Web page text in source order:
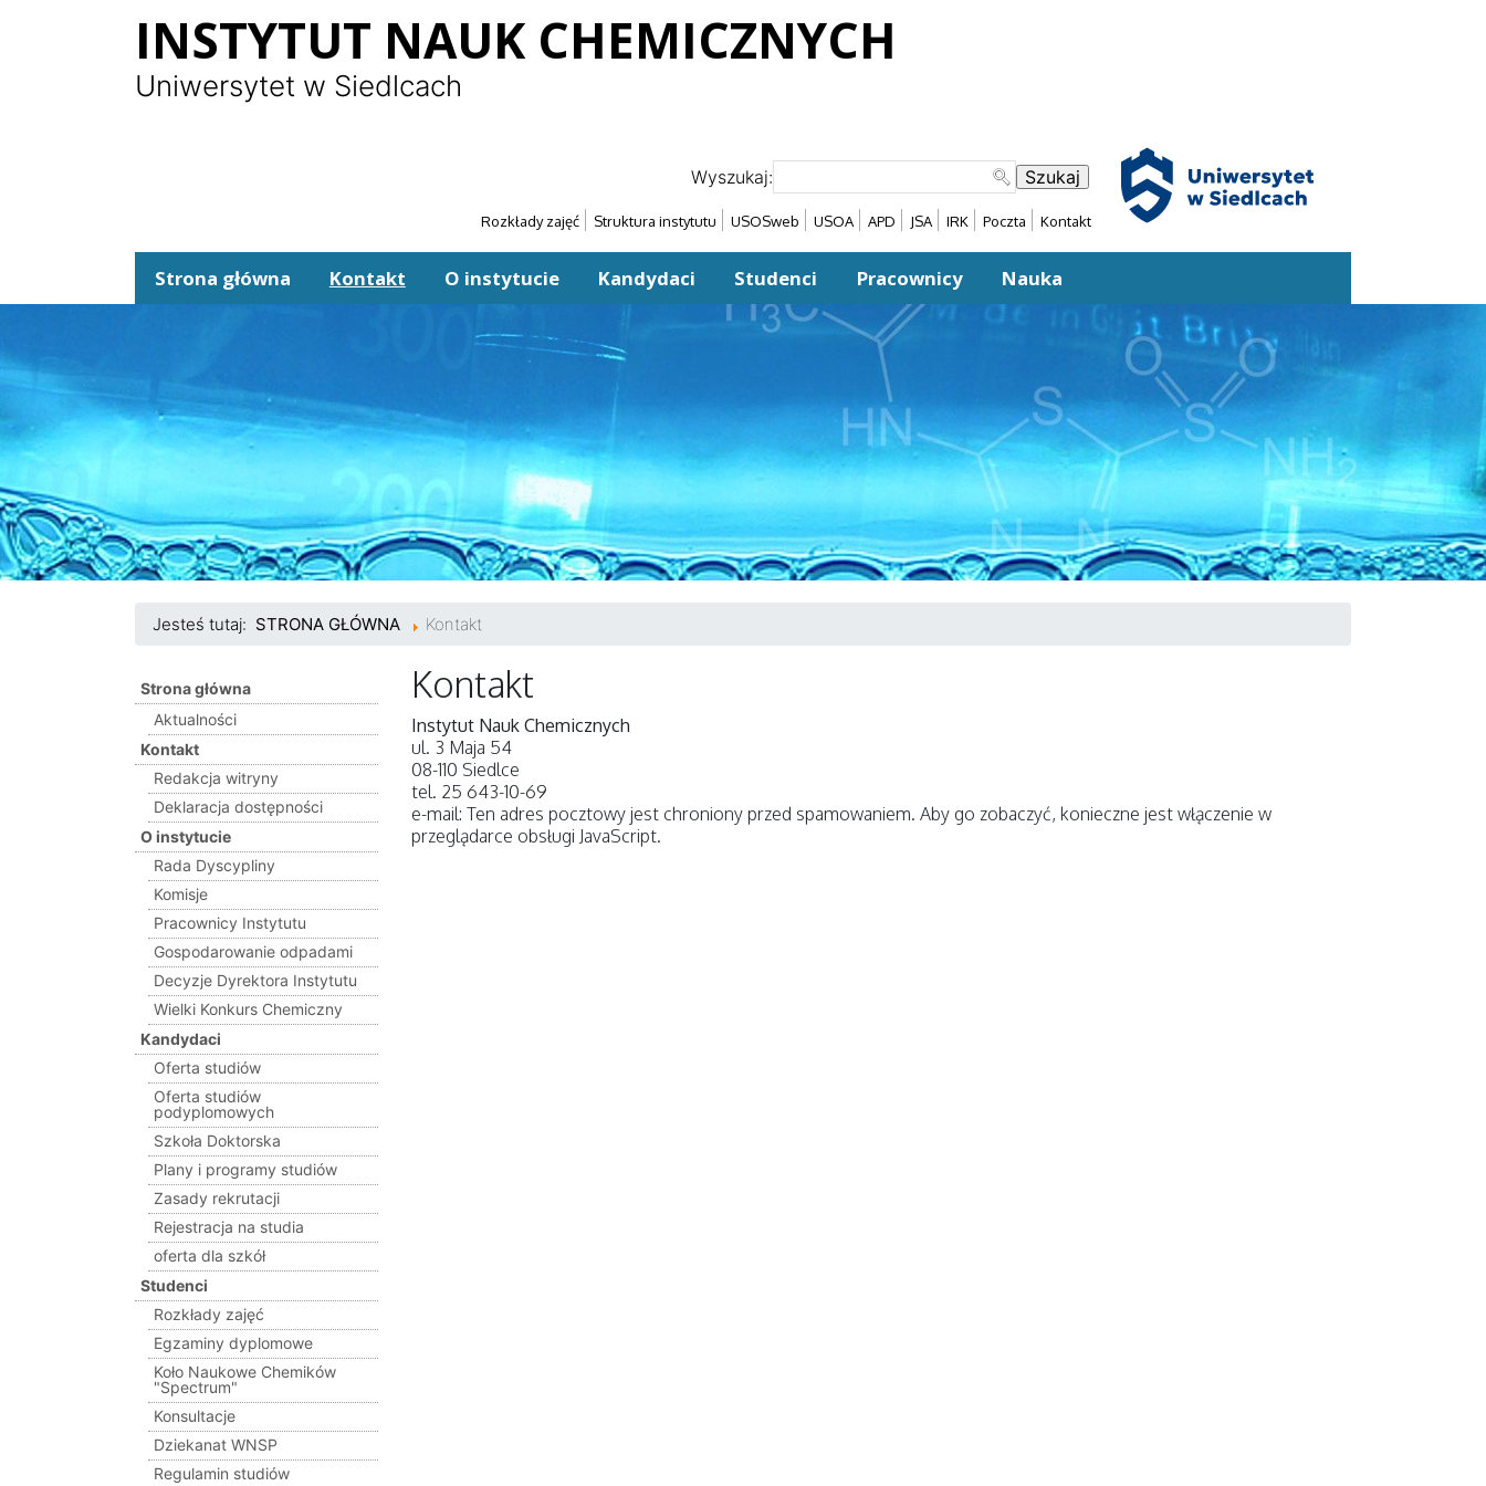
INSTYTUT NAUK CHEMICZNYCH
Uniwersytet w Siedlcach
Wyszukaj:
Rozkłady zajęć Struktura instytutu USOSweb USOA APD JSA IRK Poczta Kontakt
Strona główna Kontakt O instytucie Kandydaci Studenci Pracownicy Nauka
Jesteś tutaj: STRONA GŁÓWNA Kontakt
Strona główna
Aktualności
Kontakt
Redakcja witryny
Deklaracja dostępności
O instytucie
Rada Dyscypliny
Komisje
Pracownicy Instytutu
Gospodarowanie odpadami
Decyzje Dyrektora Instytutu
Wielki Konkurs Chemiczny
Kandydaci
Oferta studiów
Oferta studiów
podyplomowych
Szkoła Doktorska
Plany i programy studiów
Zasady rekrutacji
Rejestracja na studia
oferta dla szkół
Studenci
Rozkłady zajęć
Egzaminy dyplomowe
Koło Naukowe Chemików
"Spectrum"
Konsultacje
Dziekanat WNSP
Regulamin studiów
Kontakt
Instytut Nauk Chemicznych
ul. 3 Maja 54
08-110 Siedlce
tel. 25 643-10-69
e-mail: Ten adres pocztowy jest chroniony przed spamowaniem. Aby go zobaczyć, konieczne jest włączenie w
przeglądarce obsługi JavaScript.